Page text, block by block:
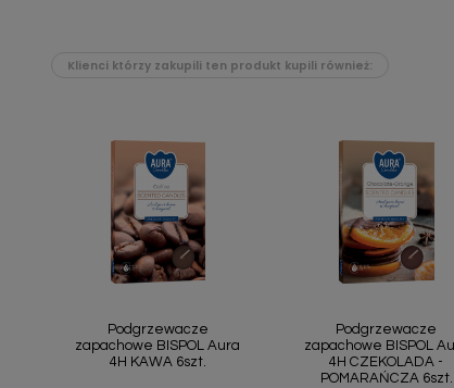
Klienci którzy zakupili ten produkt kupili również:
Podgrzewacze
zapachowe BISPOL Aura
4H KAWA 6szt.
Podgrzewacze
zapachowe BISPOL
4H CZEKOLADA -
POMARAŃCZA 6szt.